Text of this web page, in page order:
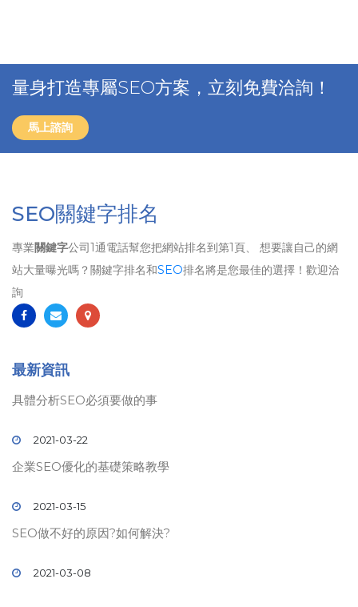
量身打造專屬SEO方案，立刻免費洽詢！
馬上諮詢
SEO關鍵字排名
專業關鍵字公司1通電話幫您把網站排名到第1頁、 想要讓自己的網
站大量曝光嗎？關鍵字排名和SEO排名將是您最佳的選擇！歡迎洽
詢
最新資訊
具體分析SEO必須要做的事
2021-03-22
企業SEO優化的基礎策略教學
2021-03-15
SEO做不好的原因?如何解決?
2021-03-08